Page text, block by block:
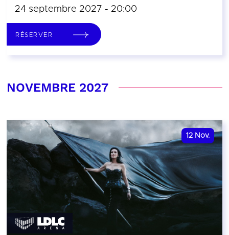
24 septembre 2027 - 20:00
RÉSERVER
NOVEMBRE 2027
12 Nov.